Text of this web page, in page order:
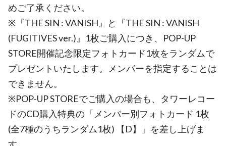
めご了承ください。
※『THE SIN : VANISH』と『THE SIN : VANISH
(FUGITIVES ver.)』1枚ご購入につき、POP-UP
STORE開催記念限定フォトカード1枚をランダムで
プレゼントいたします。メンバーを指定することは
できません。
※POP-UP STOREでご購入の場合も、タワーレコー
ドのCD購入特典の「メンバー別フォトカード 1枚
(全7種のうちランダム1枚) 【D】」を差し上げま